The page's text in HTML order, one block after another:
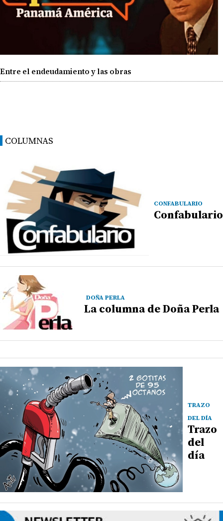
Entre el endeudamiento y las obras
COLUMNAS
CONFABULARIO
Confabulario
DOÑA PERLA
La columna de Doña Perla
TRAZO
DEL DÍA
Trazo
del
día